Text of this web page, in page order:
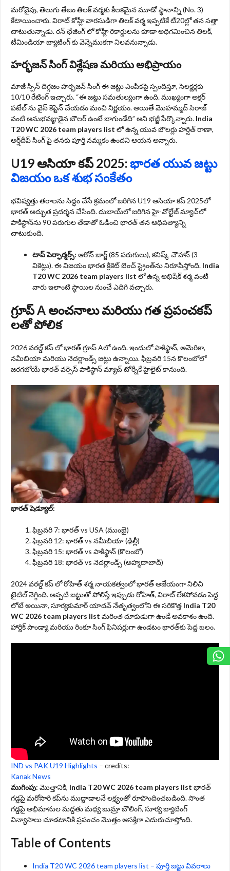
మరోవైపు, తెలుగు తేజం తిలక్ వర్మకు కీలకమైన మూడో స్థానాన్ని (No. 3)
కేటాయించారు. విరాట్ కోహ్లీ వారసుడిగా తిలక్ వర్మ ఇప్పటికే టీ20ల్లో తన సత్తా
చాటుతున్నాడు. రన్ ఛేజింగ్ లో కోహ్లీ రికార్డులను కూడా అధిగమించిన తిలక్,
టీమిండియా బ్యాటింగ్ కు వెన్నెముకగా నిలవనున్నాడు.
హర్భజన్ సింగ్ విశ్లేషణ మరియు అభిప్రాయం
మాజీ స్పిన్ దిగ్గజం హర్భజన్ సింగ్ ఈ జట్టు ఎంపికపై స్పందిస్తూ, సెలక్టర్లకు
10/10 రేటింగ్ ఇచ్చారు. “ఈ జట్టు సమతుల్యంగా ఉంది. ముఖ్యంగా అక్షర్
పటేల్ ను వైస్ కెప్టెన్ చేయడం మంచి నిర్ణయం. అయితే మొహమ్మద్ సిరాజ్
వంటి అనుభవజ్ఞుడైన బౌలర్ ఉంటే బాగుండేది” అని భజ్జీ పేర్కొన్నారు. India
T20 WC 2026 team players list లో ఉన్న యువ బౌలర్లు హర్షిత్ రాణా,
అర్ష్‌దీప్ సింగ్ పై తనకు పూర్తి నమ్మకం ఉందని ఆయన అన్నారు.
U19 ఆసియా కప్ 2025: భారత యువ జట్టు
విజయం ఒక శుభ సంకేతం
భవిష్యత్తు తరాలను సిద్ధం చేసే క్రమంలో జరిగిన U19 ఆసియా కప్ 2025లో
భారత్ అద్భుత ప్రదర్శన చేసింది. దుబాయ్‌లో జరిగిన హై-వోల్టేజ్ మ్యాచ్‌లో
పాకిస్థాన్‌ను 90 పరుగుల తేడాతో ఓడించి భారత్ తన ఆధిపత్యాన్ని
చాటుకుంది.
టాప్ పెర్ఫార్మర్స్: ఆరోన్ జార్జ్ (85 పరుగులు), కనిష్క్ చౌహాన్ (3
వికెట్లు). ఈ విజయం భారత క్రికెట్ బెంచ్ స్ట్రెంత్‌ను నిరూపిస్తోంది. India
T20 WC 2026 team players list లో ఉన్న అభిషేక్ శర్మ వంటి
వారు ఇలాంటి స్థాయిల నుంచే ఎదిగి వచ్చారు.
గ్రూప్ A అంచనాలు మరియు గత ప్రపంచకప్
లతో పోలిక
2026 వరల్డ్ కప్ లో భారత్ గ్రూప్ Aలో ఉంది. ఇందులో పాకిస్థాన్, అమెరికా,
నమీబియా మరియు నెదర్లాండ్స్ జట్లు ఉన్నాయి. ఫిబ్రవరి 15న కొలంబోలో
జరగబోయే భారత్ వర్సెస్ పాకిస్థాన్ మ్యాచ్ టోర్నీకే హైలైట్ కానుంది.
భారత్ షెడ్యూల్:
ఫిబ్రవరి 7: భారత్ vs USA (ముంబై)
ఫిబ్రవరి 12: భారత్ vs నమీబియా (ఢిల్లీ)
ఫిబ్రవరి 15: భారత్ vs పాకిస్థాన్ (కొలంబో)
ఫిబ్రవరి 18: భారత్ vs నెదర్లాండ్స్ (అహ్మదాబాద్)
2024 వరల్డ్ కప్ లో రోహిత్ శర్మ నాయకత్వంలో భారత్ అజేయంగా నిలిచి
టైటిల్ నెగ్గింది. అప్పటి జట్టుతో పోలిస్తే ఇప్పుడు రోహిత్, విరాట్ లేకపోవడం పెద్ద
లోటే అయినా, సూర్యకుమార్ యాదవ్ నేతృత్వంలోని ఈ సరికొత్త India T20
WC 2026 team players list మరింత దూకుడుగా ఉండే అవకాశం ఉంది.
హార్దిక్ పాండ్యా మరియు రింకూ సింగ్ ఫినిషర్లుగా ఉండటం భారత్‌కు పెద్ద బలం.
IND vs PAK U19 Highlights – credits:
Kanak News
ముగింపు: మొత్తానికి, India T20 WC 2026 team players list భారత్
గడ్డపై మరోసారి కప్‌ను ముద్దాడాలనే లక్ష్యంతో రూపొందించబడింది. సొంత
గడ్డపై అభిమానుల మద్దతు మధ్య బుమ్రా బౌలింగ్, సూర్య బ్యాటింగ్
విన్యాసాలు చూడటానికి ప్రపంచం మొత్తం ఆసక్తిగా ఎదురుచూస్తోంది.
Table of Contents
India T20 WC 2026 team players list – పూర్తి జట్టు వివరాలు